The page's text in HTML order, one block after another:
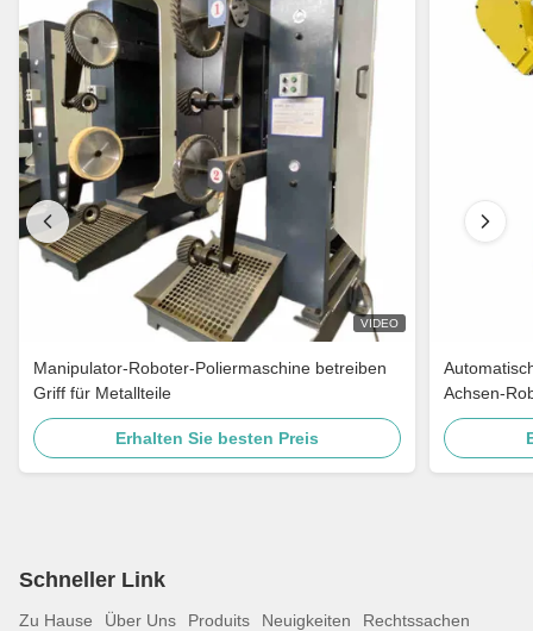
VIDEO
Manipulator-Roboter-Poliermaschine betreiben
Griff für Metallteile
Erhalten Sie besten Preis
Achsen-
Schneller Link
Zu Hause Über Uns Produits Neuigkeiten
Rechtssachen